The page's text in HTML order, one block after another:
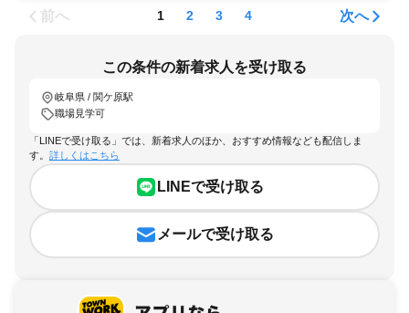
前へ 1 2 3 4 次へ
この条件の新着求人を受け取る
岐阜県 / 関ケ原駅
職場見学可
「LINEで受け取る」では、新着求人のほか、おすすめ情報なども配信しま
す。 詳しくはこちら
LINEで受け取る
メールで受け取る